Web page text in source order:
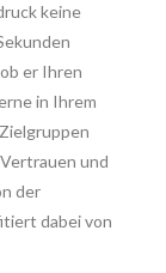
keine
er Ihren
in Ihrem
und
der
dabei von